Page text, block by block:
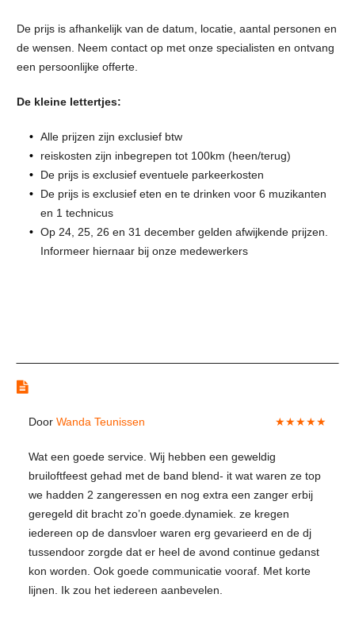
De prijs is afhankelijk van de datum, locatie, aantal personen en
de wensen. Neem contact op met onze specialisten en ontvang
een persoonlijke offerte.
De kleine lettertjes:
Alle prijzen zijn exclusief btw
reiskosten zijn inbegrepen tot 100km (heen/terug)
De prijs is exclusief eventuele parkeerkosten
De prijs is exclusief eten en te drinken voor 6 muzikanten
en 1 technicus
Op 24, 25, 26 en 31 december gelden afwijkende prijzen.
Informeer hiernaar bij onze medewerkers
Door Wanda Teunissen ★★★★★
Wat een goede service. Wij hebben een geweldig
bruiloftfeest gehad met de band blend- it wat waren ze top
we hadden 2 zangeressen en nog extra een zanger erbij
geregeld dit bracht zo’n goede.dynamiek. ze kregen
iedereen op de dansvloer waren erg gevarieerd en de dj
tussendoor zorgde dat er heel de avond continue gedanst
kon worden. Ook goede communicatie vooraf. Met korte
lijnen. Ik zou het iedereen aanbevelen.